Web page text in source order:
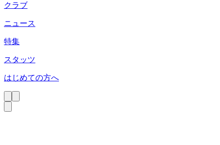
クラブ
ニュース
特集
スタッツ
はじめての方へ